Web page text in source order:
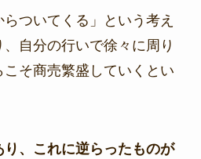
ついてくる」という考え
自分の行いで徐々に周り
そ商売繁盛していくとい
、これに逆らったものが